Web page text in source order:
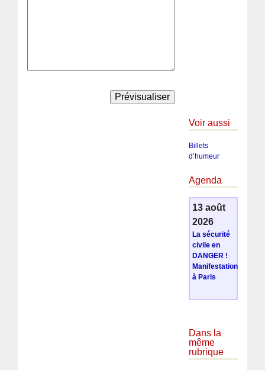
Voir aussi
Billets
d’humeur
Agenda
13 août
2026
La sécurité
civile en
DANGER !
Manifestation
à Paris
Dans la
même
rubrique